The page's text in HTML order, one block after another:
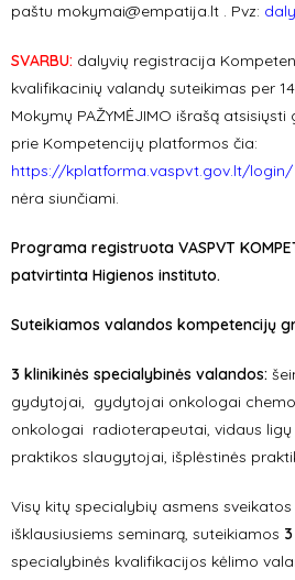
paštu mokymai@empatija.lt . Pvz:
SVARBU: dalyvių registracija
kvalifikacinių valandų suteikimas per
Mokymų PAŽYMĖJIMO išrašą
prie Kompetencijų platformos čia:
https://kplatforma.vaspvt.gov.lt/login/
nėra siunčiami.
Programa registruota VASPVT
patvirtinta Higienos instituto.
Suteikiamos valandos kompetencijų
3 klinikinės specialybinės valandos:
gydytojai, gydytojai onkologai
onkologai radioterapeutai, vidaus
praktikos slaugytojai, išplėstinės
Visų kitų specialybių asmens
išklausiusiems seminarą, suteikiamos
specialybinės kvalifikacijos kėlimo